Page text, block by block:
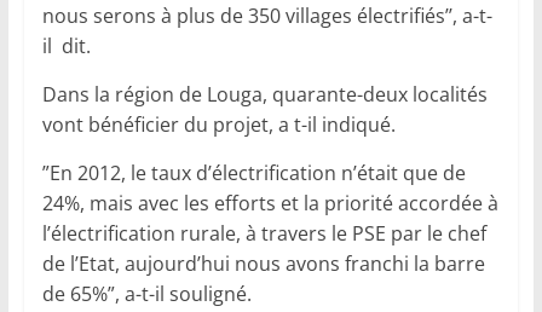
nous serons à plus de 350 villages électrifiés’’, a-t-
il dit.
Dans la région de Louga, quarante-deux localités
vont bénéficier du projet, a t-il indiqué.
”En 2012, le taux d’électrification n’était que de
24%, mais avec les efforts et la priorité accordée à
l’électrification rurale, à travers le PSE par le chef
de l’Etat, aujourd’hui nous avons franchi la barre
de 65%”, a-t-il souligné.